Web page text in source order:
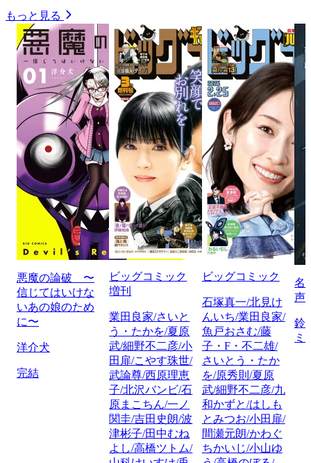
もっと見る
悪魔の論破 〜
信じてはいけな
いあの娘のため
に〜
洋介犬
完結
ビッグコミック
増刊
業田良家/さいと
う・たかを/夏原
武/細野不二彦/小
田扉/こやす珠世/
武論尊/西原理恵
子/北沢バンビ/石
原まこちん/一ノ
関圭/吉田史朗/波
津彬子/田中むね
よし/高橋ツトム/
ビッグコミック
石塚真一/北見け
んいち/業田良家/
魚戸おさむ/藤
子・F・不二雄/
さいとう・たか
を/原秀則/夏原
武/細野不二彦/九
和かずと/はしも
とみつお/小田扉/
間瀬元朗/かわぐ
ちかいじ/小山ゆ
名
声
鈴
ミ